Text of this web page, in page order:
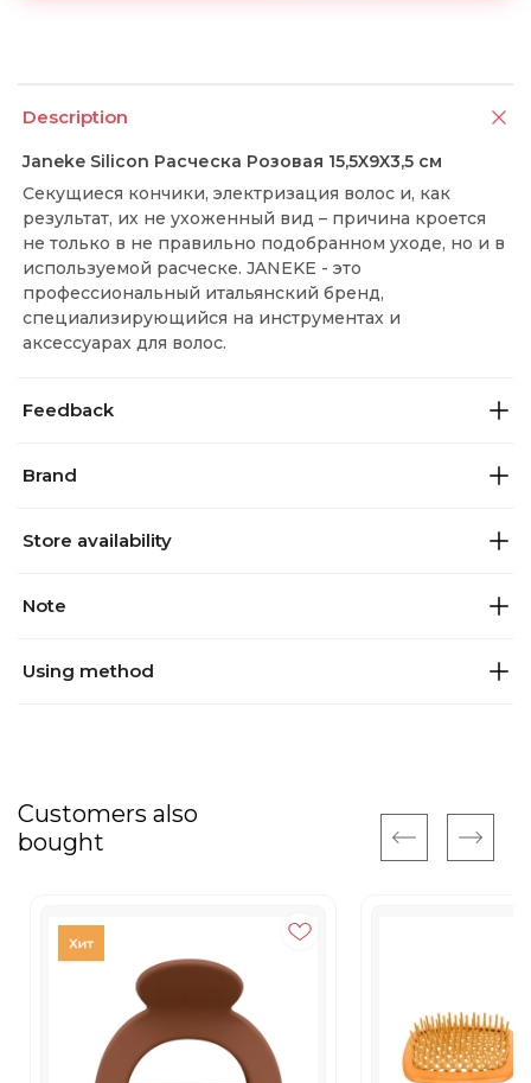
Description
Janeke Silicon Расческа Розовая 15,5X9X3,5 см
Секущиеся кончики, электризация волос и, как
результат, их не ухоженный вид – причина кроется
не только в не правильно подобранном уходе, но и в
используемой расческе. JANEKE - это
профессиональный итальянский бренд,
специализирующийся на инструментах и
аксессуарах для волос.
Feedback
Brand
Store availability
Note
Using method
Customers also
bought